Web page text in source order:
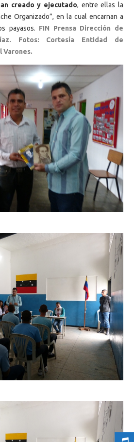
creado y ejecutado, entre ellas la
Organizado”, en la cual encarnan a
payasos. FIN Prensa Dirección de
Fotos: Cortesía Entidad de
Varones.